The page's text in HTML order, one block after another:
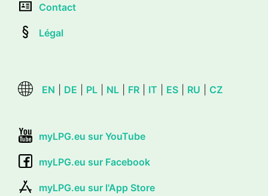
Contact
Légal
EN DE PL NL FR IT ES RU CZ
myLPG.eu sur YouTube
myLPG.eu sur Facebook
myLPG.eu sur l'App Store